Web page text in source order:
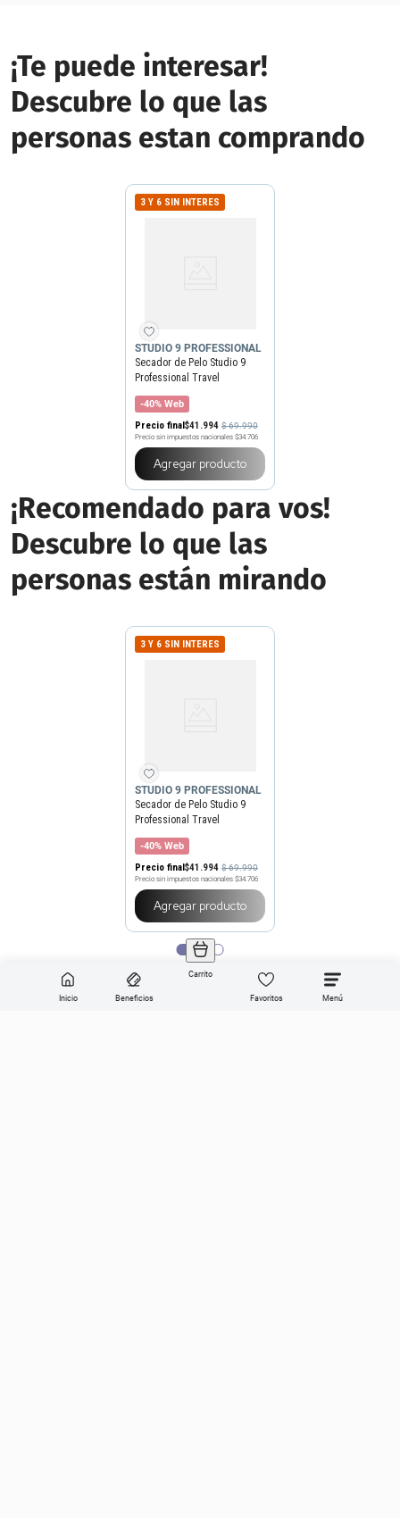
Inicio Beneficios
Carrito
Favoritos
¡Te puede interesar!
Descubre lo que las
personas estan comprando
3 Y 6 SIN INTERES
STUDIO 9 PROFESSIONAL
Secador de Pelo Studio 9
Professional Travel
-40% Web
Precio final$41 .994 $69.990
Precio sin impuestos nacionales $34.706
Agregar producto
¡Recomendado para vos!
Descubre lo que las
personas están mirando
3 Y 6 SIN INTERES
STUDIO 9 PROFESSIONAL
Secador de Pelo Studio 9
Professional Travel
-40% Web
Precio final$41 .994 $69.990
Precio sin impuestos nacionales $34.706
Agregar producto